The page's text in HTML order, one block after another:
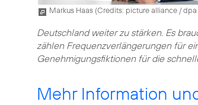
Markus Haas (Credits: picture alliance /
Deutschland weiter zu stärken. Es
zählen Frequenzverlängerungen für
Genehmigungsfiktionen für die
Mehr Information